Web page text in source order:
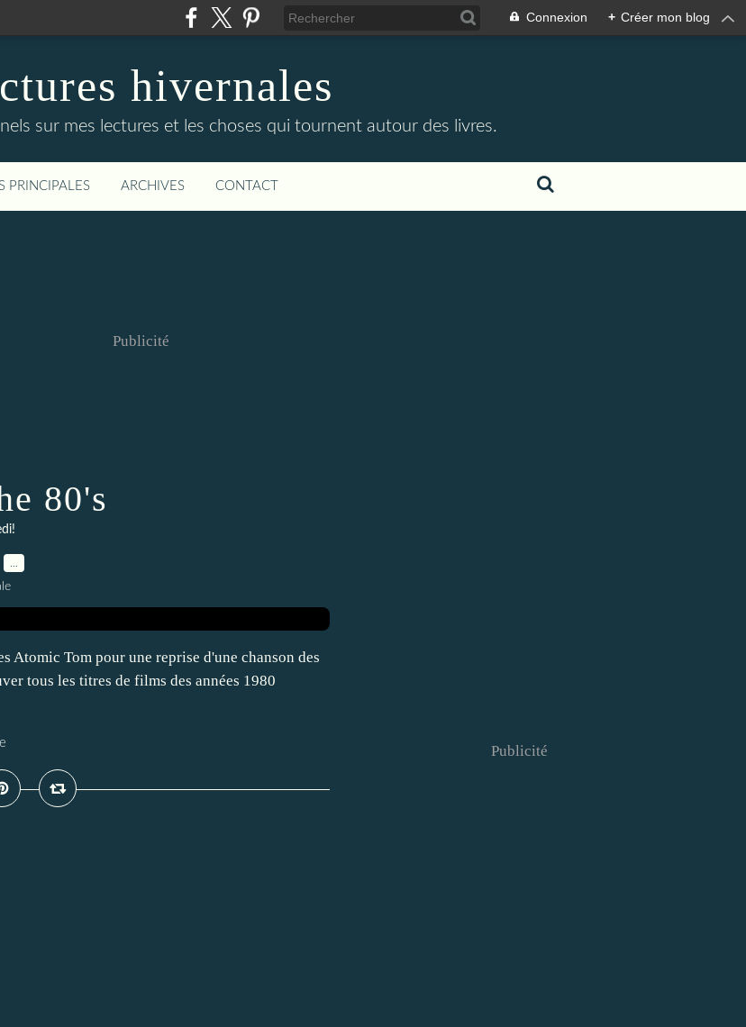
Connexion + Créer mon blog
hivernales
sur mes lectures et les choses qui tournent autour des livres.
PRINCIPALES ARCHIVES CONTACT
Publicité
80's
Atomic Tom pour une reprise d'une chanson des
tous les titres de films des années 1980
Publicité